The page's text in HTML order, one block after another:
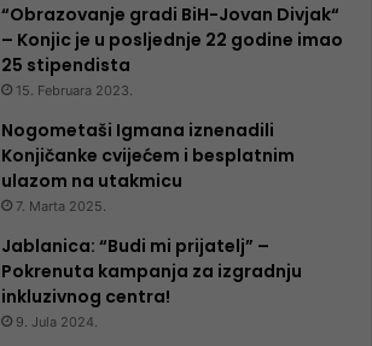
“Obrazovanje gradi BiH-Jovan Divjak“
– Konjic je u posljednje 22 godine imao
25 ​​stipendista
15. Februara 2023.
Nogometaši Igmana iznenadili
Konjičanke cvijećem i besplatnim
ulazom na utakmicu
7. Marta 2025.
Jablanica: “Budi mi prijatelj” –
Pokrenuta kampanja za izgradnju
inkluzivnog centra!
9. Jula 2024.